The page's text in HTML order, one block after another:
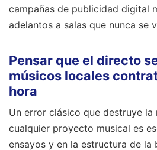
campañas de publicidad digital
adelantos a salas que nunca se
Pensar que el directo
músicos locales
hora
Un error clásico que destruye la
cualquier proyecto musical es
ensayos y en la estructura de la